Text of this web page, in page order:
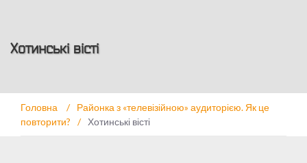
Хотинські вісті
Головна /
Районка з «телевізійною» аудиторією. Як це
повторити?
/ Хотинські вісті